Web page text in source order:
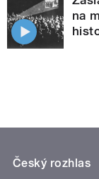
na
Český rozhlas